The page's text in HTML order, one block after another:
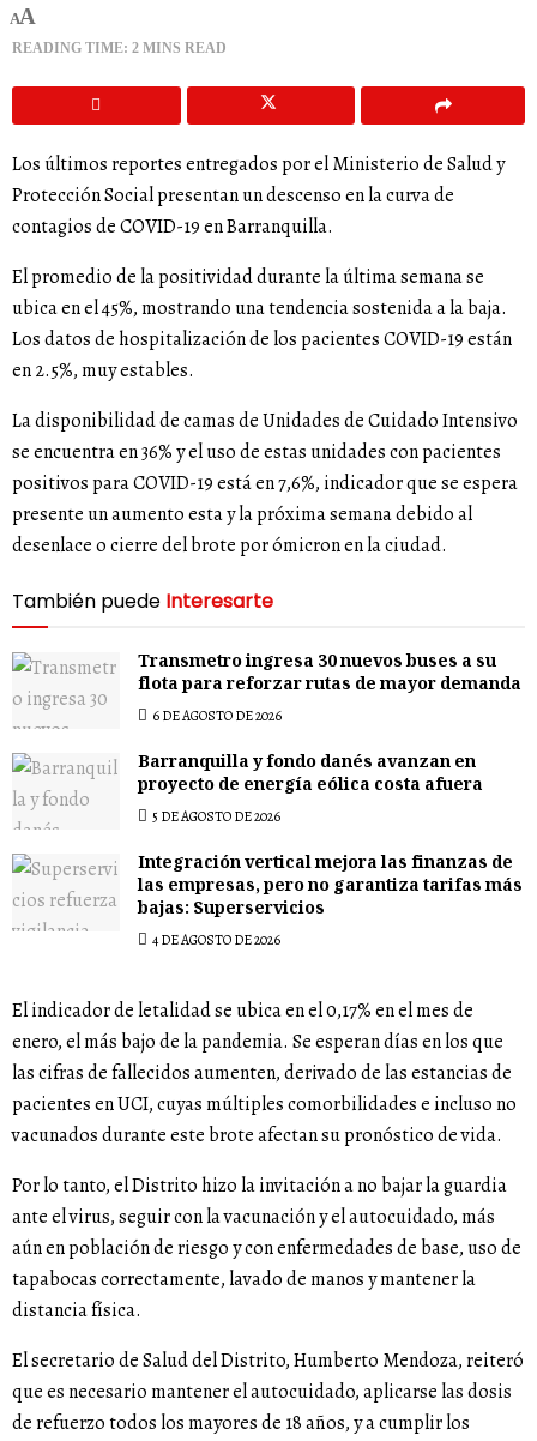
AA
READING TIME: 2 MINS READ
Los últimos reportes entregados por el Ministerio de Salud y
Protección Social presentan un descenso en la curva de
contagios de COVID-19 en Barranquilla.
El promedio de la positividad durante la última semana se
ubica en el 45%, mostrando una tendencia sostenida a la baja.
Los datos de hospitalización de los pacientes COVID-19 están
en 2.5%, muy estables.
La disponibilidad de camas de Unidades de Cuidado Intensivo
se encuentra en 36% y el uso de estas unidades con pacientes
positivos para COVID-19 está en 7,6%, indicador que se espera
presente un aumento esta y la próxima semana debido al
desenlace o cierre del brote por ómicron en la ciudad.
También puede Interesarte
Transmetro ingresa 30 nuevos buses a su
flota para reforzar rutas de mayor demanda
6 DE AGOSTO DE 2026
Barranquilla y fondo danés avanzan en
proyecto de energía eólica costa afuera
5 DE AGOSTO DE 2026
Integración vertical mejora las finanzas de
las empresas, pero no garantiza tarifas más
bajas: Superservicios
4 DE AGOSTO DE 2026
El indicador de letalidad se ubica en el 0,17% en el mes de
enero, el más bajo de la pandemia. Se esperan días en los que
las cifras de fallecidos aumenten, derivado de las estancias de
pacientes en UCI, cuyas múltiples comorbilidades e incluso no
vacunados durante este brote afectan su pronóstico de vida.
Por lo tanto, el Distrito hizo la invitación a no bajar la guardia
ante el virus, seguir con la vacunación y el autocuidado, más
aún en población de riesgo y con enfermedades de base, uso de
tapabocas correctamente, lavado de manos y mantener la
distancia física.
El secretario de Salud del Distrito, Humberto Mendoza, reiteró
que es necesario mantener el autocuidado, aplicarse las dosis
de refuerzo todos los mayores de 18 años, y a cumplir los